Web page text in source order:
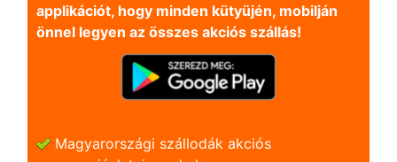
applikációt, hogy minden kütyüjén, mobilján
önnel legyen az összes akciós szállás!
Magyarországi szállodák akciós